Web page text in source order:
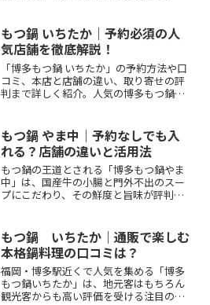
もつ鍋 いちたか｜予約必須の人
気店舗を徹底解説！
「博多もつ鍋 いちたか」の予約方法や口
コミ、本店と店舗の違い、取り寄せの評
判まで詳しく紹介。人気の博多もつ鍋を
もつ鍋 やま中｜予約なしでも入
れる？店舗の違いと活用法
もつ鍋の王道とされる「博多もつ鍋やま
中」は、国産牛の小腸と門外不出のスー
プにこだわり、その鮮度と旨味が評判の
める理由を紹介しつつ、予約なしでの来
店は可能なのかについても...
もつ鍋 いちたか｜通販で楽しむ
本格鍋料理の口コミは？
福岡・博多駅近くで人気を集める「博多
もつ鍋いちたか」は、地元客はもちろん
観光客からも高い評価を受ける注目のお